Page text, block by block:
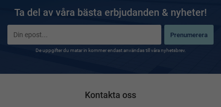
Ta del av våra bästa erbjudanden & nyheter!
Prenumerera
De uppgifter du matar in kommer endast användas till våra nyhetsbrev.
Kontakta oss